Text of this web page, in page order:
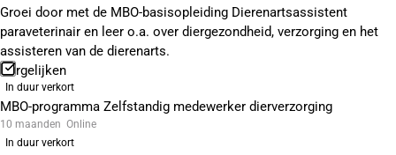
Groei door met de MBO-basisopleiding Dierenartsassistent
paraveterinair en leer o.a. over diergezondheid, verzorging en het
assisteren van de dierenarts.
Vergelijken
In duur verkort
MBO-programma Zelfstandig medewerker dierverzorging
10 maanden Online
In duur verkort